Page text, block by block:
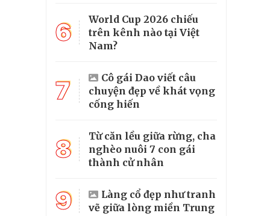
6
World Cup 2026 chiếu
trên kênh nào tại Việt
Nam?
7
Cô gái Dao viết câu
chuyện đẹp về khát vọng
cống hiến
8
Từ căn lều giữa rừng, cha
nghèo nuôi 7 con gái
thành cử nhân
9
Làng cổ đẹp như tranh
vẽ giữa lòng miền Trung